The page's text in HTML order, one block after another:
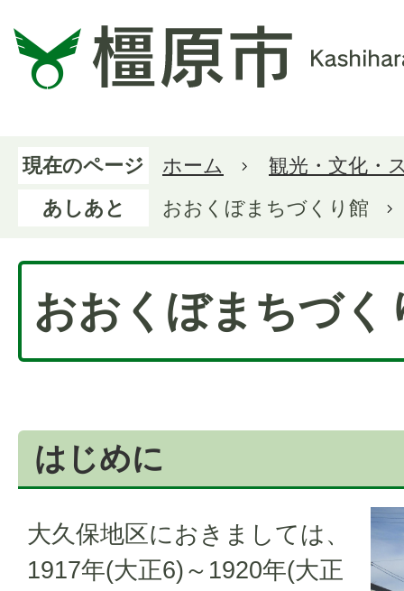
現在のページ ホーム
観光・文化・
あしあと
おおくぼまちづくり館
おおくぼまちづく
はじめに
大久保地区におきましては、
1917年(大正6)～1920年(大正